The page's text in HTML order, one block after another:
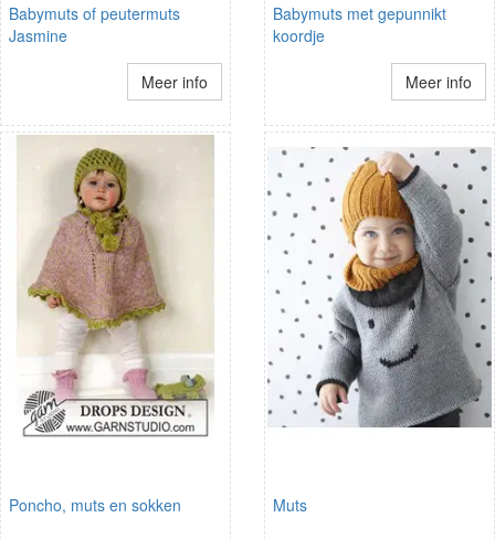
Babymuts of peutermuts
Jasmine
Meer info
Babymuts met gepunnikt
koordje
Meer info
Poncho, muts en sokken Muts